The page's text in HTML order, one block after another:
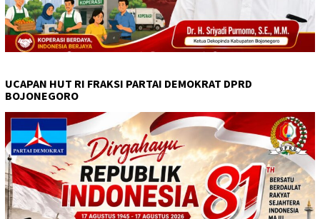
UCAPAN HUT RI FRAKSI PARTAI DEMOKRAT DPRD
BOJONEGORO